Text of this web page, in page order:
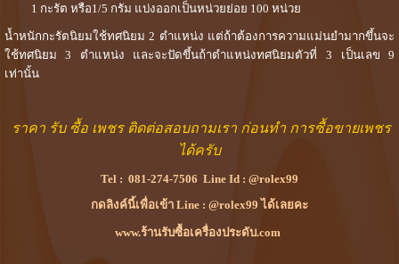
1 กะรัต หรือ1/5 กรัม แบ่งออกเป็นหน่วยย่อย 100 หน่วย
น้ำหนักกะรัตนิยมใช้ทศนิยม 2 ตำแหน่ง แต่ถ้าต้องการความแม่นยำมากขึ้นจะ
ใช้ทศนิยม 3 ตำแหน่ง และจะปัดขึ้นถ้าตำแหน่งทศนิยมตัวที่ 3 เป็นเลข 9
เท่านั้น
ราคา รับ ซื้อ เพชร ติดต่อสอบถามเรา ก่อนทำ การซื้อขายเพชร
ได้ครับ
Tel : 081-274-7506 Line Id : @rolex99
กดลิงค์นี้เพื่อเข้า Line : @rolex99 ได้เลยคะ
www.ร้านรับซื้อเครื่องประดับ.com